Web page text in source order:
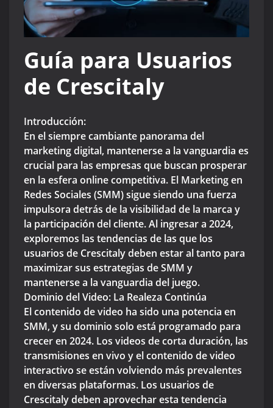
Guía para Usuarios
de Crescitaly
Introducción:
En el siempre cambiante panorama del
marketing digital, mantenerse a la vanguardia es
crucial para las empresas que buscan prosperar
en la esfera online competitiva. El Marketing en
Redes Sociales (SMM) sigue siendo una fuerza
impulsora detrás de la visibilidad de la marca y
la participación del cliente. Al ingresar a 2024,
exploremos las tendencias de las que los
usuarios de Crescitaly deben estar al tanto para
maximizar sus estrategias de SMM y
mantenerse a la vanguardia del juego.
Dominio del Video: La Realeza Continúa
El contenido de video ha sido una potencia en
SMM, y su dominio solo está programado para
crecer en 2024. Los videos de corta duración, las
transmisiones en vivo y el contenido de video
interactivo se están volviendo más prevalentes
en diversas plataformas. Los usuarios de
Crescitaly deben aprovechar esta tendencia